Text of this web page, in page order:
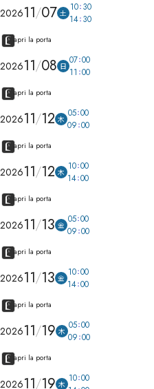
202611 07 土 10 30
14 30
apri la porta
202611 08 日 07 00
11 00
apri la porta
202611 12 木 05 00
09 00
apri la porta
202611 12 木 10 00
14 00
apri la porta
202611 13 金 05 00
09 00
apri la porta
202611 13 金 10 00
14 00
apri la porta
202611 19 木 05 00
09 00
apri la porta
202611 19 木 10 00